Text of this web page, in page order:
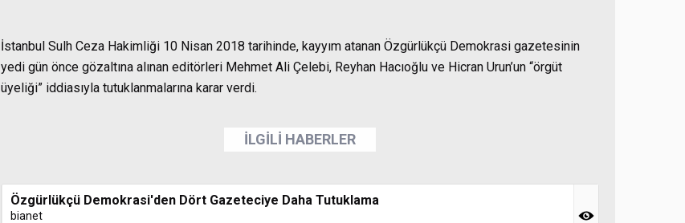
İstanbul Sulh Ceza Hakimliği 10 Nisan 2018 tarihinde, kayyım atanan Özgürlükçü Demokrasi gazetesinin
yedi gün önce gözaltına alınan editörleri Mehmet Ali Çelebi, Reyhan Hacıoğlu ve Hicran Urun’un “örgüt
üyeliği” iddiasıyla tutuklanmalarına karar verdi.
İLGİLİ HABERLER
Özgürlükçü Demokrasi'den Dört Gazeteciye Daha Tutuklama
bianet